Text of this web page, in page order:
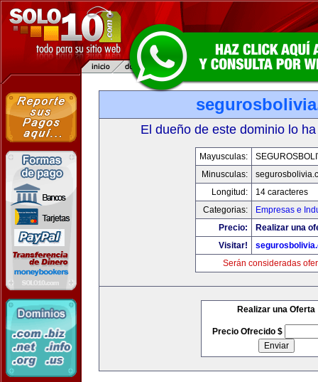
El dueño de este dominio lo
Mayusculas:
Minusculas:
Longitud:
14 caracteres
Categorias:
Empresas e
Precio:
Realizar una
Visitar!
Serán consideradas
Realizar una Oferta
Precio Ofrecido $